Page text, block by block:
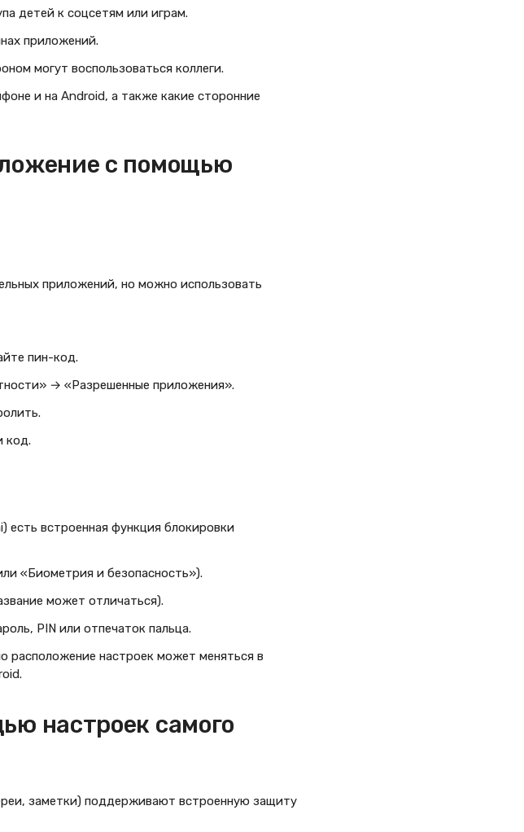
детей к соцсетям или играм.
приложений.
могут воспользоваться коллеги.
и на Android, а также какие сторонние
с помощью
приложений, но можно использовать
пин-код.
→ «Разрешенные приложения».
код.
есть встроенная функция блокировки
«Биометрия и безопасность»).
может отличаться).
PIN или отпечаток пальца.
расположение настроек может меняться в
настроек самого
заметки) поддерживают встроенную защиту